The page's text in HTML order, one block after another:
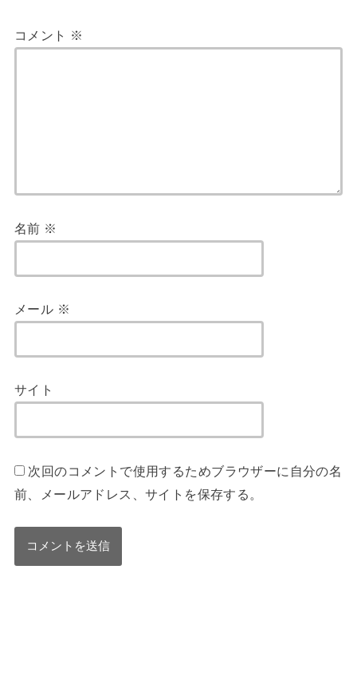
コメント ※
名前 ※
メール ※
サイト
次回のコメントで使用するためブラウザーに自分の名
前、メールアドレス、サイトを保存する。